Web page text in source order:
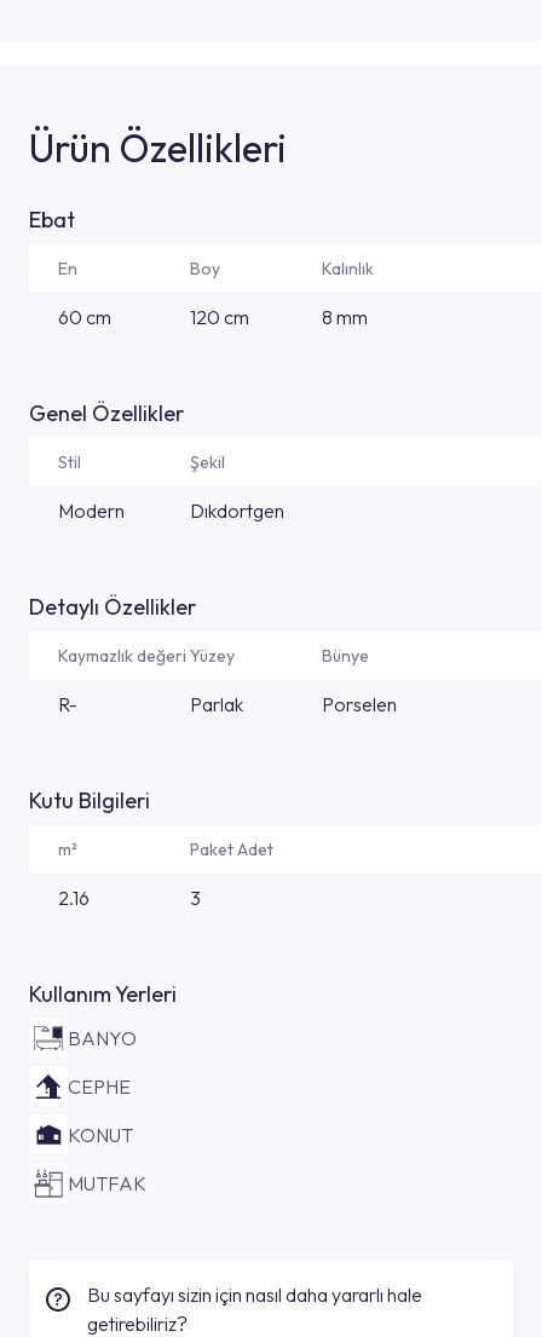
Ürün Özellikleri
Ebat
En Boy Kalınlık
60 cm 120 cm 8 mm
Genel Özellikler
Stil Şekil
Modern Dıkdortgen
Detaylı Özellikler
Kaymazlık değeri Yüzey Bünye
R- Parlak Porselen
Kutu Bilgileri
m² Paket Adet
2.16 3
Kullanım Yerleri
BANYO
CEPHE
KONUT
MUTFAK
Bu sayfayı sizin için nasıl daha yararlı hale
getirebiliriz?